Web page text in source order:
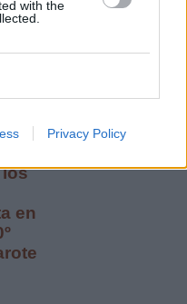
with the
Privacy Policy
los
en